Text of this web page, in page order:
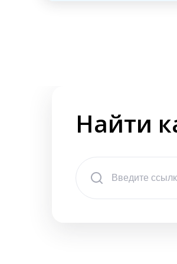
Найти